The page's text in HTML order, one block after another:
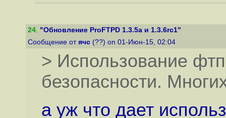
24. "Обновление ProFTPD 1.3.5a и 1.3.6rc1"
Сообщение от ячс (??) on 01-Июн-15, 02:04
> Использование
безопасности.
а уж что дает